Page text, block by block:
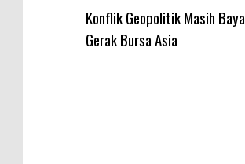
Konflik Geopolitik Masih
Gerak Bursa Asia